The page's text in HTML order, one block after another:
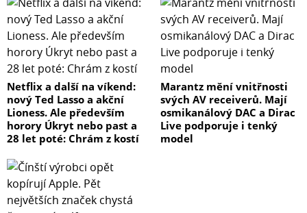
Netflix a další na víkend:
nový Ted Lasso a akční
Lioness. Ale především
horory Úkryt nebo past a
28 let poté: Chrám z kostí
Marantz mění vnitřnosti
svých AV receiverů. Mají
osmikanálový DAC a Dirac
Live podporuje i tenký
model